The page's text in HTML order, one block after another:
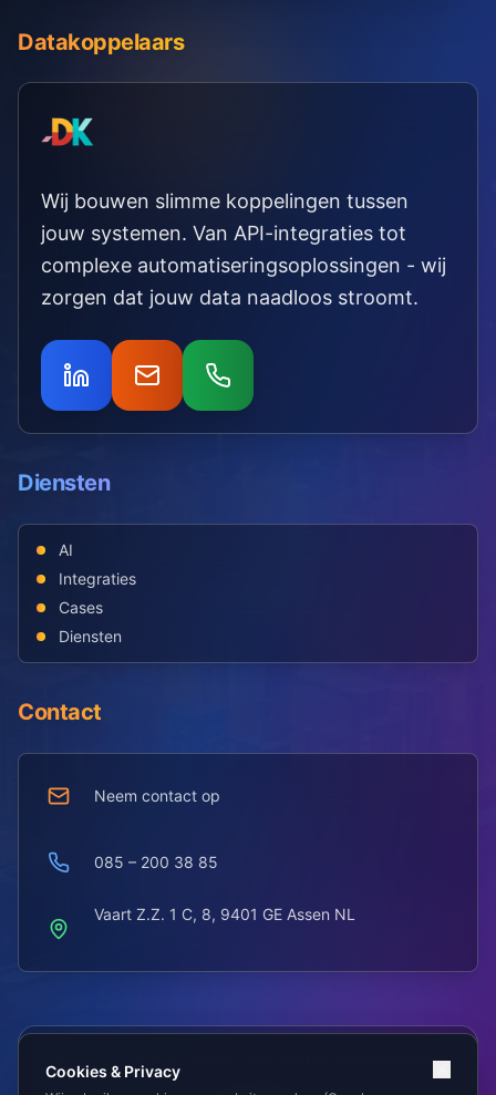
Datakoppelaars
Wij bouwen slimme koppelingen tussen
jouw systemen. Van API-integraties tot
complexe automatiseringsoplossingen - wij
zorgen dat jouw data naadloos stroomt.
Diensten
AI
Integraties
Cases
Diensten
Contact
Neem contact op
085 – 200 38 85
Vaart Z.Z. 1 C, 8, 9401 GE Assen NL
© 2025 Data Koppelaars. Alle rechten voorbehouden.
Cookies & Privacy